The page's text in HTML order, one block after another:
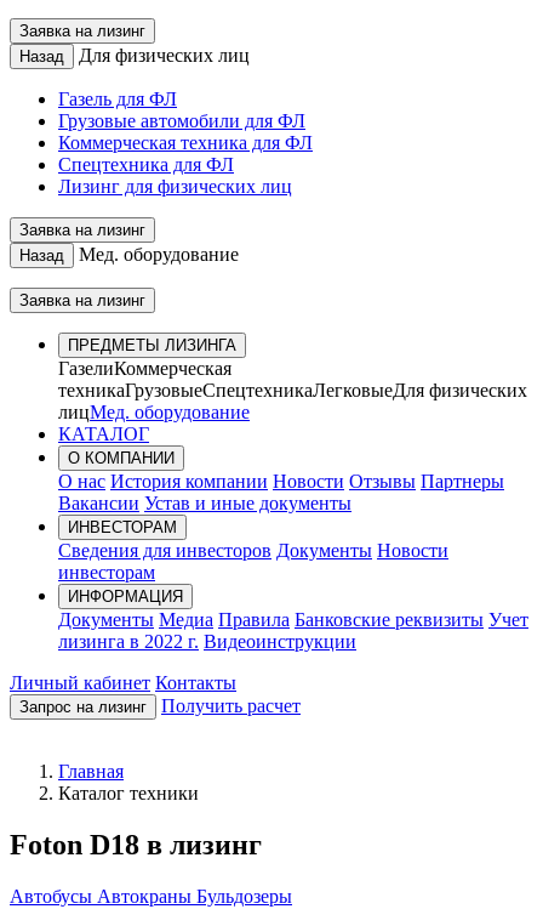
Заявка на лизинг
Назад
Для физических лиц
Газель для ФЛ
Грузовые автомобили для ФЛ
Коммерческая техника для ФЛ
Спецтехника для ФЛ
Лизинг для физических лиц
Заявка на лизинг
Назад
Мед. оборудование
Заявка на лизинг
ПРЕДМЕТЫ ЛИЗИНГА
ГазелиКоммерческая
техникаГрузовыеСпецтехникаЛегковыеДля физических
лицМед. оборудование
КАТАЛОГ
О КОМПАНИИ
О нас История компании Новости Отзывы Партнеры
Вакансии Устав и иные документы
ИНВЕСТОРАМ
Сведения для инвесторов Документы Новости
инвесторам
ИНФОРМАЦИЯ
Документы Медиа Правила Банковские реквизиты Учет
лизинга в 2022 г. Видеоинструкции
Личный кабинет Контакты
Запрос на лизинг Получить расчет
Главная
Каталог техники
Foton D18 в лизинг
Автобусы Автокраны Бульдозеры